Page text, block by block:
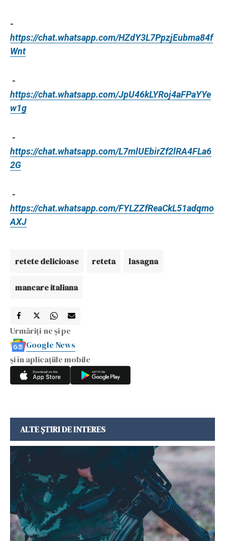
-
https://chat.whatsapp.com/HZdY3L7PpzjEubma84f
Wnt
-
https://chat.whatsapp.com/JpU46kLYRoj4aFPaYYe
w1g
-
https://chat.whatsapp.com/L7mlUEbirZf2lRA4FLa6
2G
-
https://chat.whatsapp.com/FYLZZfReaCkL51adqmo
AXJ
retete delicioase reteta lasagna
mancare italiana
Urmăriți-ne și pe
Google News
și în aplicațiile mobile
ALTE ȘTIRI DE INTERES